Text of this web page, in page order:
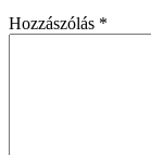
Hozzászólás *